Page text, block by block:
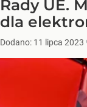
Rady UE.
dla
Dodano: 11 lipca 2023